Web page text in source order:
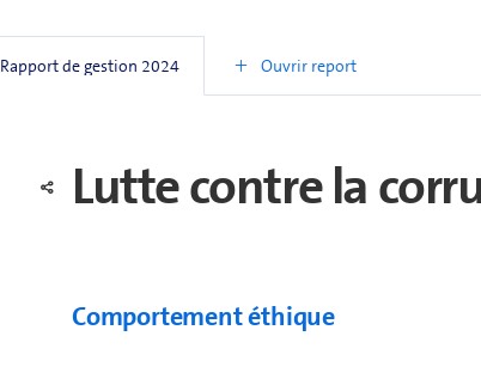
Rapport de gestion 2024 Ouvrir report
chaînes d’ap­pro­vi­sion­ne­ment et des
et exiger la collaboration efficace de
Lutte contre la
Comportement éthique